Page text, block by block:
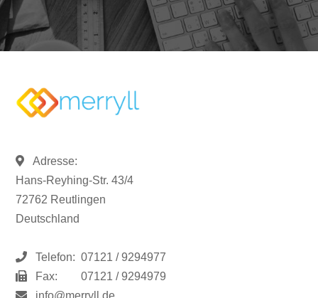
Adresse:
Hans-Reyhing-Str. 43/4
72762 Reutlingen
Deutschland
Telefon: 07121 / 9294977
Fax:
07121 / 9294979